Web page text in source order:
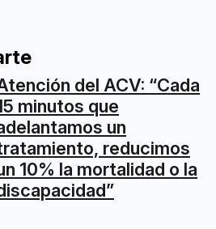
del ACV: “Cada
minutos que
un
reducimos
10% la mortalidad o la